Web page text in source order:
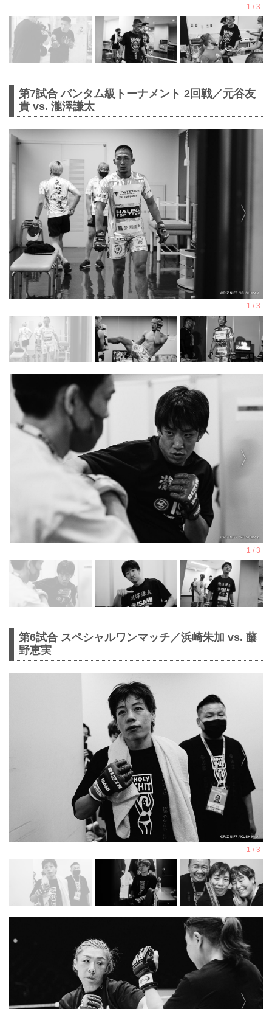
第7試合 バンタム級トーナメント 2回戦／元谷友
貴 vs. 瀧澤謙太
第6試合 スペシャルワンマッチ／浜崎朱加 vs. 藤
野恵実